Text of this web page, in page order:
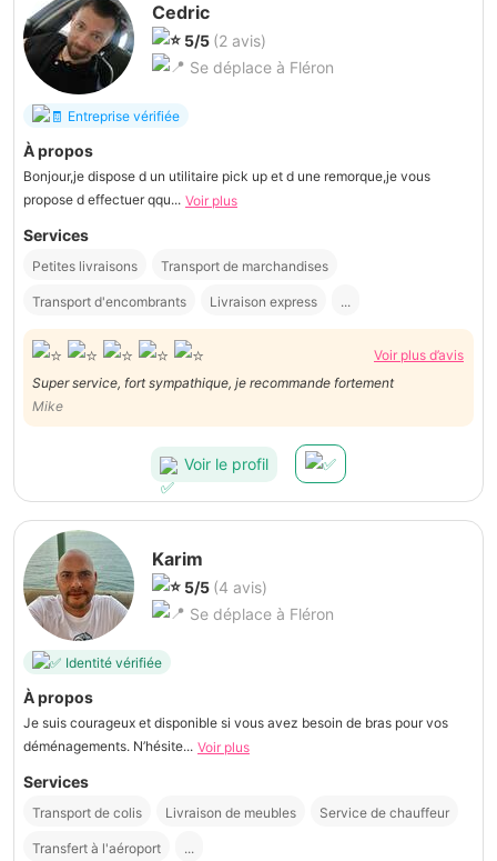
Cedric
5/5 (2 avis)
Se déplace à Fléron
Entreprise vérifiée
À propos
Bonjour,je dispose d un utilitaire pick up et d une remorque,je vous
propose d effectuer qqu... Voir plus
Services
Petites livraisons Transport de marchandises
Transport d'encombrants Livraison express ...
Voir plus d’avis
Super service, fort sympathique, je recommande fortement
Mike
Voir le profil
Karim
5/5 (4 avis)
Se déplace à Fléron
Identité vérifiée
À propos
Je suis courageux et disponible si vous avez besoin de bras pour vos
déménagements. N’hésite... Voir plus
Services
Transport de colis Livraison de meubles Service de chauffeur
Transfert à l'aéroport ...